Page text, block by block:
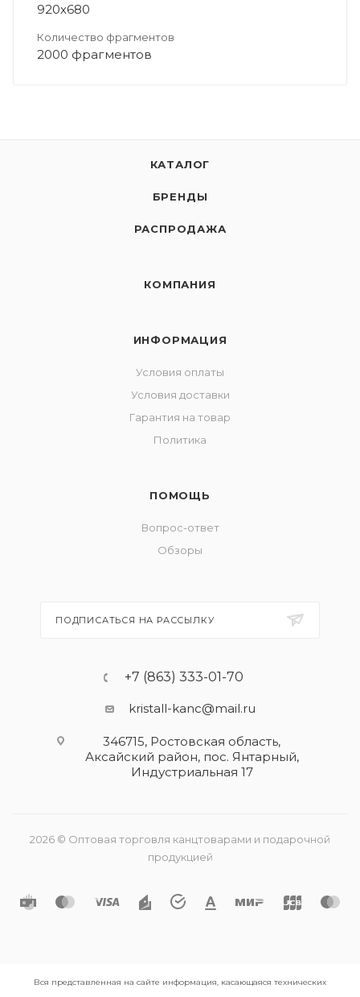
920х680
Количество фрагментов
2000 фрагментов
КАТАЛОГ
БРЕНДЫ
РАСПРОДАЖА
КОМПАНИЯ
ИНФОРМАЦИЯ
Условия оплаты
Условия доставки
Гарантия на товар
Политика
ПОМОЩЬ
Вопрос-ответ
Обзоры
ПОДПИСАТЬСЯ НА РАССЫЛКУ
+7 (863) 333-01-70
kristall-kanc@mail.ru
346715, Ростовская область​,
Аксайский район, пос. Янтарный,
Индустриальная 17
2026 © Оптовая торговля канцтоварами и подарочной
продукцией
Вся представленная на сайте информация, касающаяся технических